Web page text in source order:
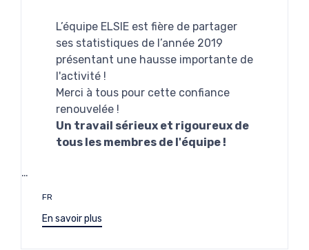
L’équipe ELSIE est fière de partager
ses statistiques de l’année 2019
présentant une hausse importante de
l'activité !
Merci à tous pour cette confiance
renouvelée !
Un travail sérieux et rigoureux de
tous les membres de l'équipe !
…
Étiquettes
FR
En savoir plus